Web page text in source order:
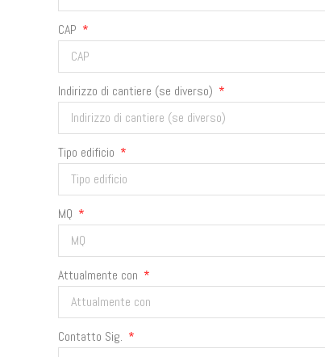
CAP
Indirizzo di cantiere (se diverso)
Tipo edificio
MQ
Attualmente con
Contatto Sig.